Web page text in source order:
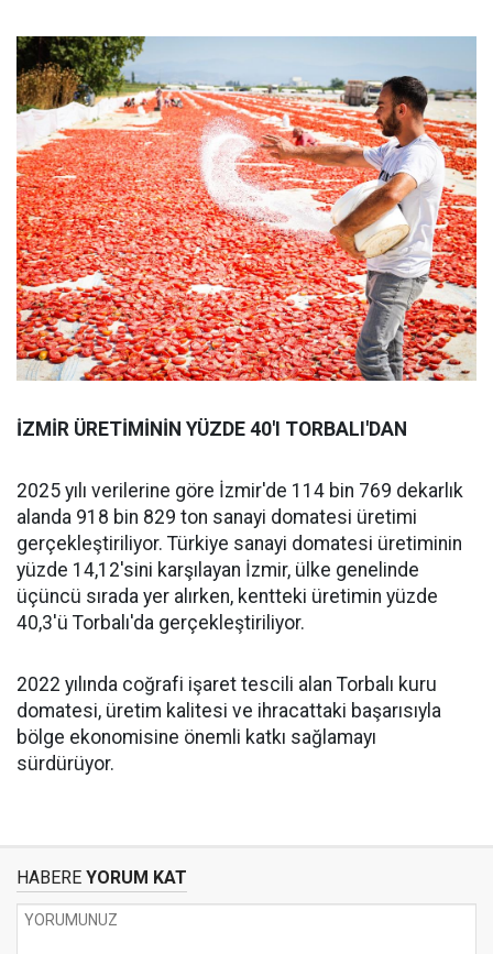
İZMİR ÜRETİMİNİN YÜZDE 40'I TORBALI'DAN
2025 yılı verilerine göre İzmir'de 114 bin 769 dekarlık
alanda 918 bin 829 ton sanayi domatesi üretimi
gerçekleştiriliyor. Türkiye sanayi domatesi üretiminin
yüzde 14,12'sini karşılayan İzmir, ülke genelinde
üçüncü sırada yer alırken, kentteki üretimin yüzde
40,3'ü Torbalı'da gerçekleştiriliyor.
2022 yılında coğrafi işaret tescili alan Torbalı kuru
domatesi, üretim kalitesi ve ihracattaki başarısıyla
bölge ekonomisine önemli katkı sağlamayı
sürdürüyor.
HABERE YORUM KAT